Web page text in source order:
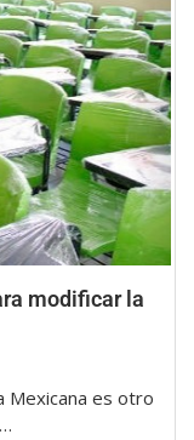
modificar la
Mexicana es otro